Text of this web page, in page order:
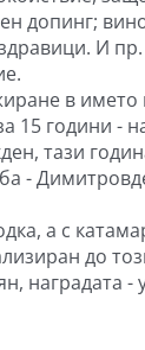
допинг;
И пр.
в
15 години -
тази
-
а с
до
наградата -